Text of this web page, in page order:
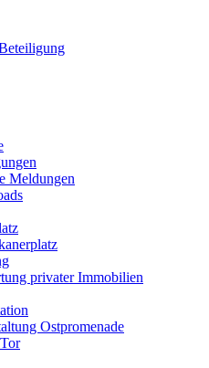
Meldungen
privater Immobilien
Ostpromenade